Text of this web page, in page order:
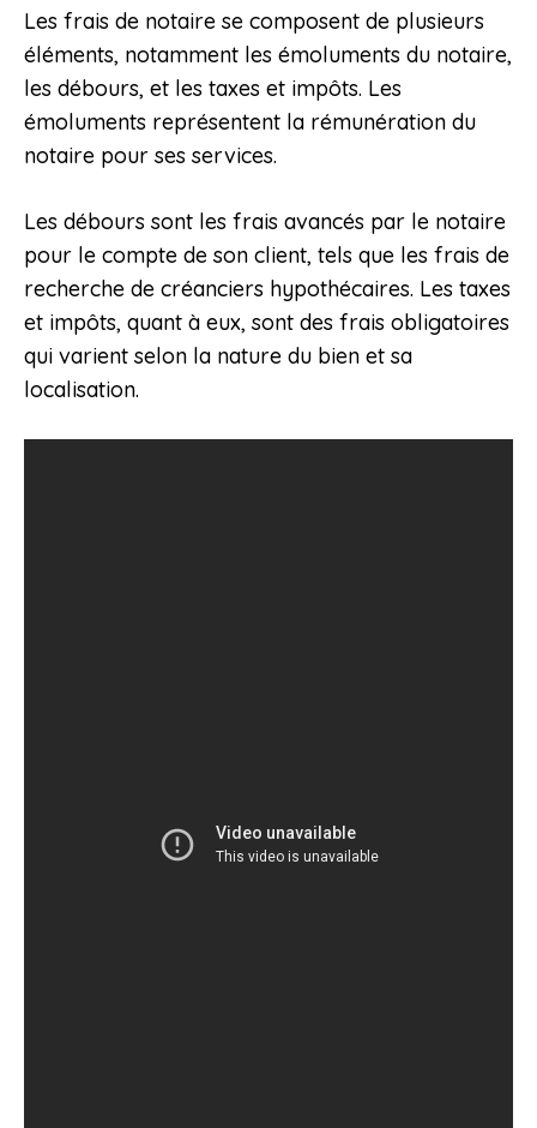
Les frais de notaire se composent de plusieurs
éléments, notamment les émoluments du notaire,
les débours, et les taxes et impôts. Les
émoluments représentent la rémunération du
notaire pour ses services.
Les débours sont les frais avancés par le notaire
pour le compte de son client, tels que les frais de
recherche de créanciers hypothécaires. Les taxes
et impôts, quant à eux, sont des frais obligatoires
qui varient selon la nature du bien et sa
localisation.